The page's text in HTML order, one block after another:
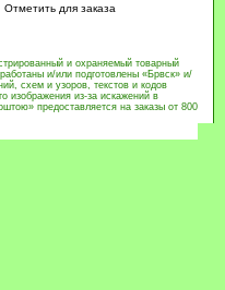
Отметить для заказа
и охраняемый товарный
и/или подготовлены «Брвск» и/
схем и узоров, текстов и кодов
изображения из-за искажений в
предоставляется на заказы от 800